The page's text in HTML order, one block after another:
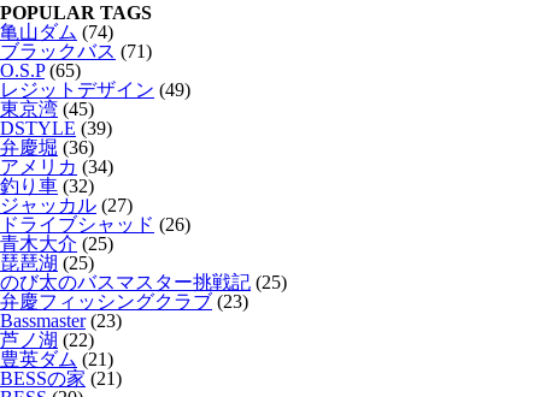
POPULAR TAGS
亀山ダム (74)
ブラックバス (71)
O.S.P(65)
レジットデザイン (49)
東京湾 (45)
DSTYLE (39)
弁慶堀 (36)
アメリカ (34)
釣り車 (32)
ジャッカル (27)
ドライブシャッド (26)
青木大介 (25)
琵琶湖 (25)
のび太のバスマスター挑戦記 (25)
弁慶フィッシングクラブ (23)
Bassmaster(23)
芦ノ湖 (22)
豊英ダム (21)
BESSの家 (21)